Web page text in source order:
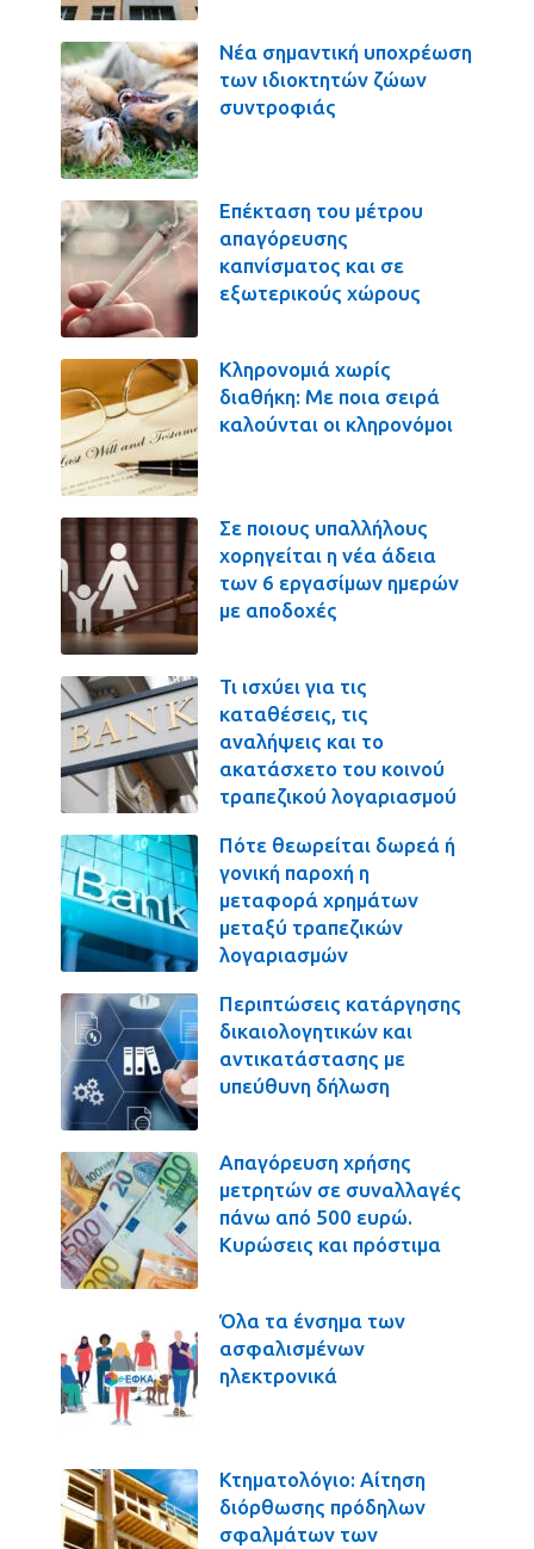
Νέα σημαντική υποχρέωση
των ιδιοκτητών ζώων
συντροφιάς
Επέκταση του μέτρου
απαγόρευσης
καπνίσματος και σε
εξωτερικούς χώρους
Κληρονομιά χωρίς
διαθήκη: Με ποια σειρά
καλούνται οι κληρονόμοι
Σε ποιους υπαλλήλους
χορηγείται η νέα άδεια
των 6 εργασίμων ημερών
με αποδοχές
Τι ισχύει για τις
καταθέσεις, τις
αναλήψεις και το
ακατάσχετο του κοινού
τραπεζικού λογαριασμού
Πότε θεωρείται δωρεά ή
γονική παροχή η
μεταφορά χρημάτων
μεταξύ τραπεζικών
λογαριασμών
Περιπτώσεις κατάργησης
δικαιολογητικών και
αντικατάστασης με
υπεύθυνη δήλωση
Απαγόρευση χρήσης
μετρητών σε συναλλαγές
πάνω από 500 ευρώ.
Κυρώσεις και πρόστιμα
Όλα τα ένσημα των
ασφαλισμένων
ηλεκτρονικά
Κτηματολόγιο: Αίτηση
διόρθωσης πρόδηλων
σφαλμάτων των